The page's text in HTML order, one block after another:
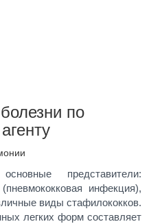
по
представители:
инфекция),
виды стафилококков.
легких форм составляет